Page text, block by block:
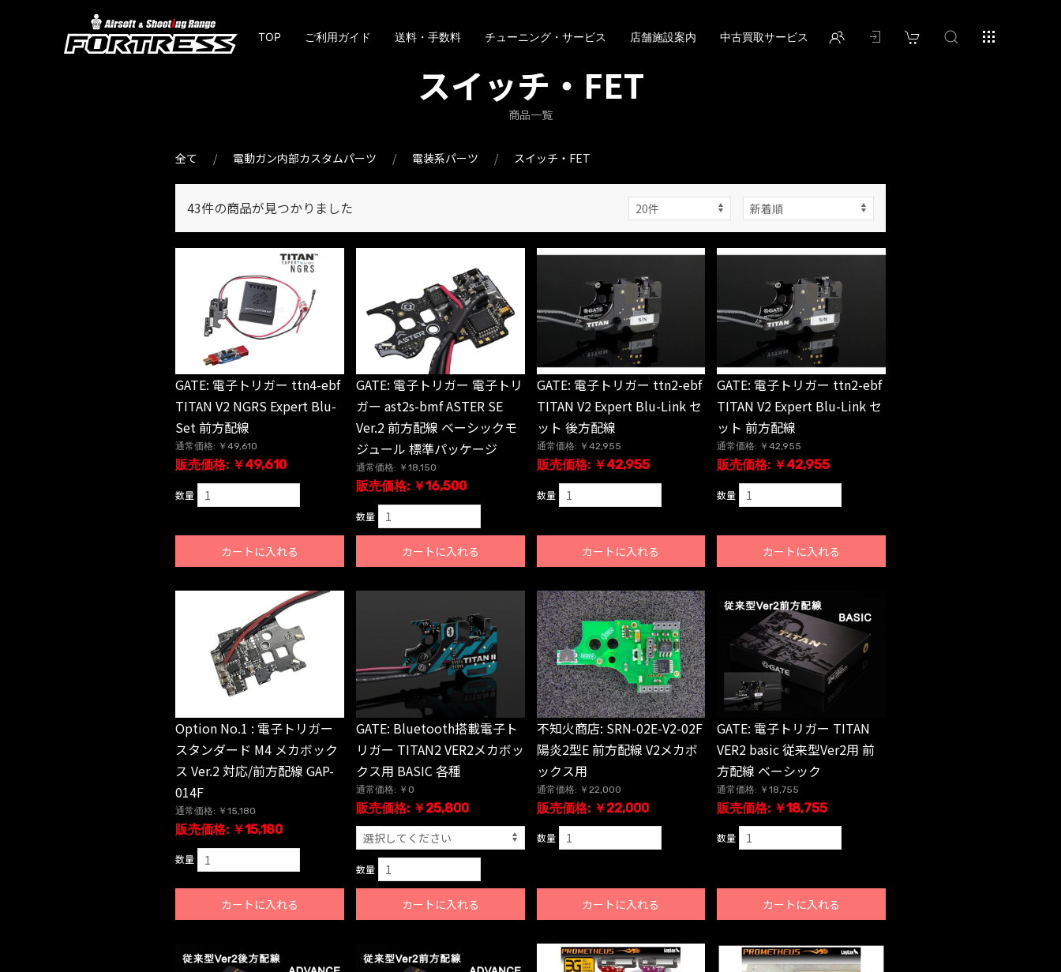
TOP ご利用ガイド 送料・手数料 チューニング・サービス 店舗施設案内 中古買取サービス
スイッチ・FET
商品一覧
全て 電動ガン内部カスタムパーツ 電装系パーツ スイッチ・FET
43件の商品が見つかりました
GATE: 電子トリガー ttn4-ebf
TITAN V2 NGRS Expert Blu-
Set 前方配線
通常価格: ￥49,610
販売価格: ￥49,610
数量
カートに入れる
GATE: 電子トリガー 電子トリ
ガー ast2s-bmf ASTER SE
Ver.2 前方配線 ベーシックモ
ジュール 標準パッケージ
通常価格: ￥18,150
販売価格: ￥16,500
数量
カートに入れる
GATE: 電子トリガー ttn2-ebf
TITAN V2 Expert Blu-Link セ
ット 後方配線
通常価格: ￥42,955
販売価格: ￥42,955
数量
カートに入れる
GATE: 電子トリガー ttn2-ebf
TITAN V2 Expert Blu-Link セ
ット 前方配線
通常価格: ￥42,955
販売価格: ￥42,955
数量
カートに入れる
Option No.1 : 電子トリガー
スタンダード M4 メカボック
ス Ver.2 対応/前方配線 GAP-
014F
通常価格: ￥15,180
販売価格: ￥15,180
数量
カートに入れる
GATE: Bluetooth搭載電子ト
リガー TITAN2 VER2メカボッ
クス用 BASIC 各種
通常価格: ￥0
販売価格: ￥25,800
数量
カートに入れる
不知火商店: SRN-02E-V2-02F
陽炎2型E 前方配線 V2メカボ
ックス用
通常価格: ￥22,000
販売価格: ￥22,000
数量
カートに入れる
GATE: 電子トリガー TITAN
VER2 basic 従来型Ver2用 前
方配線 ベーシック
通常価格: ￥18,755
販売価格: ￥18,755
数量
カートに入れる